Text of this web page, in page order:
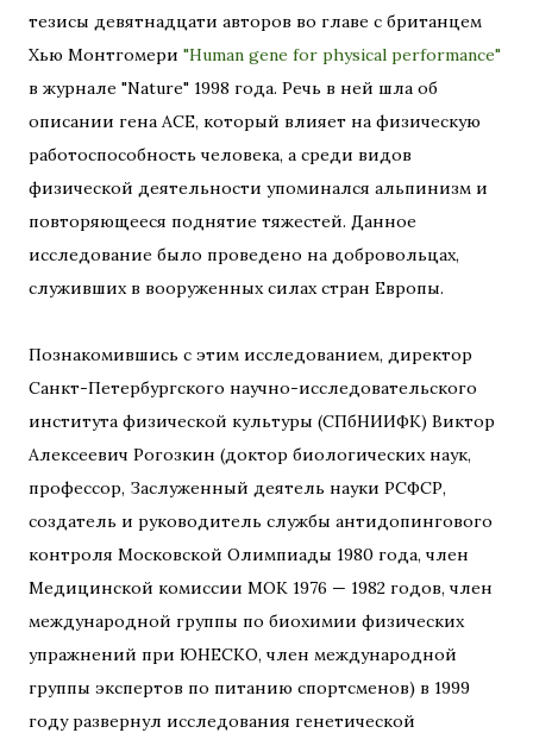
тезисы девятнадцати авторов во главе с британцем
Хью Монтгомери "Human gene for physical performance"
в журнале "Nature" 1998 года. Речь в ней шла об
описании гена ACE, который влияет на физическую
работоспособность человека, а среди видов
физической деятельности упоминался альпинизм и
повторяющееся поднятие тяжестей. Данное
исследование было проведено на добровольцах,
служивших в вооруженных силах стран Европы.
Познакомившись с этим исследованием, директор
Санкт-Петербургского научно-исследовательского
института физической культуры (СПбНИИФК) Виктор
Алексеевич Рогозкин (доктор биологических наук,
профессор, Заслуженный деятель науки РСФСР,
создатель и руководитель службы антидопингового
контроля Московской Олимпиады 1980 года, член
Медицинской комиссии МОК 1976 — 1982 годов, член
международной группы по биохимии физических
упражнений при ЮНЕСКО, член международной
группы экспертов по питанию спортсменов) в 1999
году развернул исследования генетической